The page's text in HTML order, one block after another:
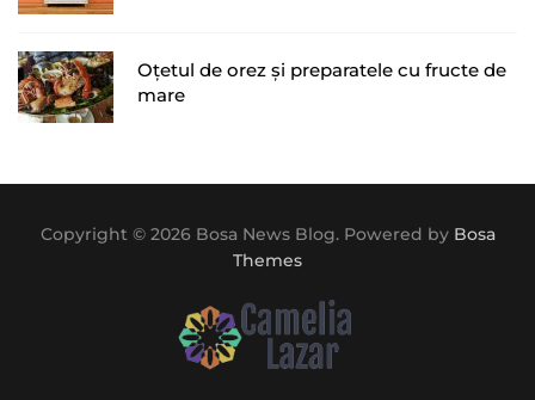
Oțetul de orez și preparatele cu fructe de
mare
Copyright © 2026 Bosa News Blog. Powered by Bosa
Themes